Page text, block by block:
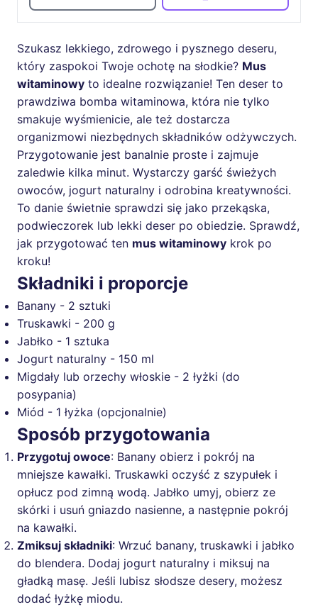
Szukasz lekkiego, zdrowego i pysznego deseru,
który zaspokoi Twoje ochotę na słodkie? Mus
witaminowy to idealne rozwiązanie! Ten deser to
prawdziwa bomba witaminowa, która nie tylko
smakuje wyśmienicie, ale też dostarcza
organizmowi niezbędnych składników odżywczych.
Przygotowanie jest banalnie proste i zajmuje
zaledwie kilka minut. Wystarczy garść świeżych
owoców, jogurt naturalny i odrobina kreatywności.
To danie świetnie sprawdzi się jako przekąska,
podwieczorek lub lekki deser po obiedzie. Sprawdź,
jak przygotować ten mus witaminowy krok po
kroku!
Składniki i proporcje
Banany - 2 sztuki
Truskawki - 200 g
Jabłko - 1 sztuka
Jogurt naturalny - 150 ml
Migdały lub orzechy włoskie - 2 łyżki (do
posypania)
Miód - 1 łyżka (opcjonalnie)
Sposób przygotowania
Przygotuj owoce: Banany obierz i pokrój na
mniejsze kawałki. Truskawki oczyść z szypułek i
opłucz pod zimną wodą. Jabłko umyj, obierz ze
skórki i usuń gniazdo nasienne, a następnie pokrój
na kawałki.
Zmiksuj składniki: Wrzuć banany, truskawki i jabłko
do blendera. Dodaj jogurt naturalny i miksuj na
gładką masę. Jeśli lubisz słodsze desery, możesz
dodać łyżkę miodu.